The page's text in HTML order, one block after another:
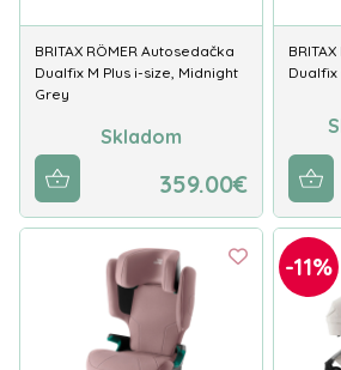
BRITAX RÖMER Autosedačka
Dualfix M Plus i-size, Midnight
Grey
Skladom
359.00€
Dualfix
-11%